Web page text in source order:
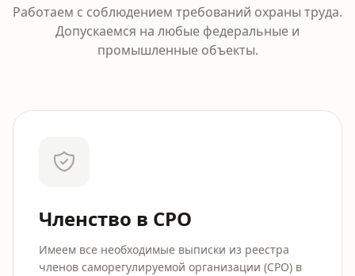
Работаем с соблюдением требований охраны труда.
Допускаемся на любые федеральные и
промышленные объекты.
Членство в СРО
Имеем все необходимые выписки из реестра
членов саморегулируемой организации (СРО) в